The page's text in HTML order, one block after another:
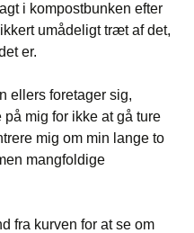
i kompostbunken efter
umådeligt træt af det,
er.
ellers foretager sig,
mig for ikke at gå ture
mig om min lange to
mangfoldige
fra kurven for at se om